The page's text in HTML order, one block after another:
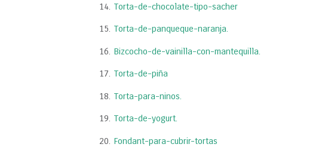
Torta-de-chocolate-tipo-sacher
Torta-de-panqueque-naranja.
Bizcocho-de-vainilla-con-mantequilla.
Torta-de-piña
Torta-para-ninos.
Torta-de-yogurt.
Fondant-para-cubrir-tortas